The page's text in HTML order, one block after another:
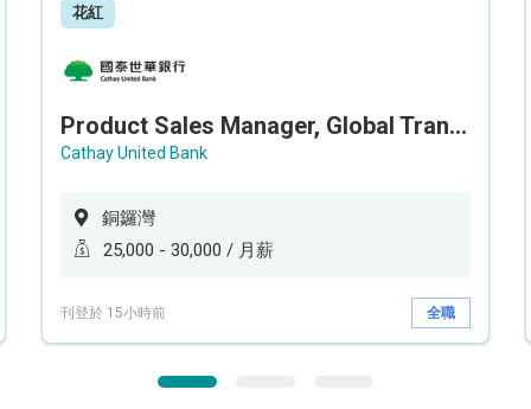
花紅
Product Sales Manager, Global Transaction Service (GTS)
Cathay United Bank
銅鑼灣
25,000 - 30,000 / 月薪
刊登於 15小時前 全職